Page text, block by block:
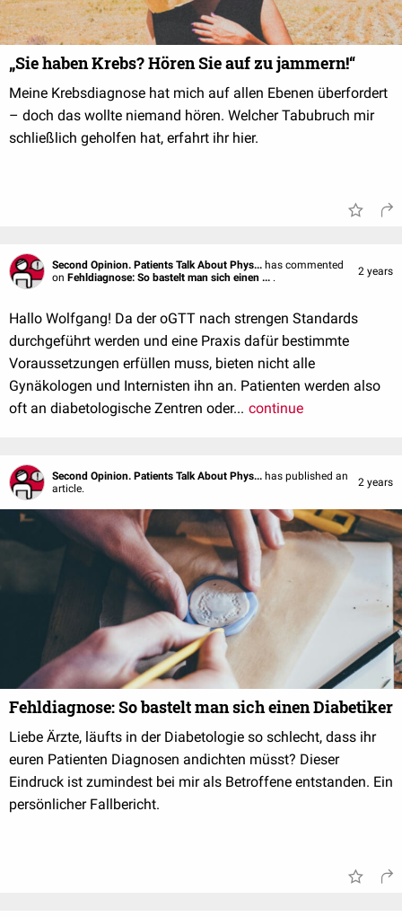
„Sie haben Krebs? Hören Sie auf zu jammern!“
Meine Krebsdiagnose hat mich auf allen Ebenen überfordert
– doch das wollte niemand hören. Welcher Tabubruch mir
schließlich geholfen hat, erfahrt ihr hier.
Second Opinion. Patients Talk About Phys... has commented
on Fehldiagnose: So bastelt man sich einen ... . 2 years
Hallo Wolfgang! Da der oGTT nach strengen Standards
durchgeführt werden und eine Praxis dafür bestimmte
Voraussetzungen erfüllen muss, bieten nicht alle
Gynäkologen und Internisten ihn an. Patienten werden also
oft an diabetologische Zentren oder... continue
Second Opinion. Patients Talk About Phys... has published an
article.
2 years
Fehldiagnose: So bastelt man sich einen Diabetiker
Liebe Ärzte, läufts in der Diabetologie so schlecht, dass ihr
euren Patienten Diagnosen andichten müsst? Dieser
Eindruck ist zumindest bei mir als Betroffene entstanden. Ein
persönlicher Fallbericht.